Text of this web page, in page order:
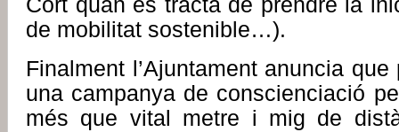
Cort quan es tracta de prendre la
de mobilitat sostenible…).
Finalment l’Ajuntament anuncia
una campanya de conscienciació
més que vital metre i mig de